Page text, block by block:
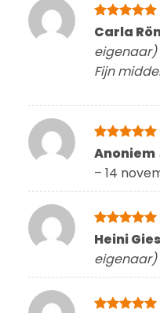
Gewaardeerd
Carla
eigenaar)
Fijn
Gewaardeerd
Anoniem
– 14
Gewaardeerd
Heini
eigenaar)